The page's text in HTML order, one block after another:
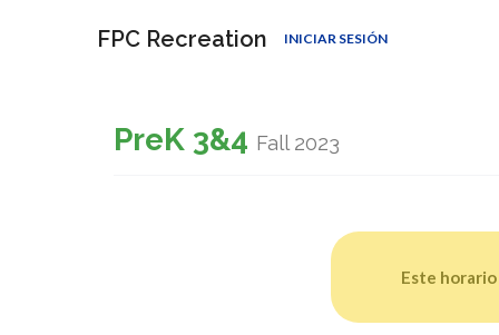
FPC Recreation INICIAR SESIÓN
PreK 3&4 Fall 2023
Este